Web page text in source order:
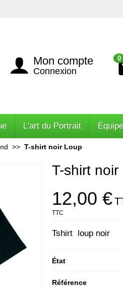
Mon compte
Connexion
0
L'art du Portrait
T-shirt noir Loup
T-shirt noir
12,00 €
TTC
Tshirt loup noir
État
Référence